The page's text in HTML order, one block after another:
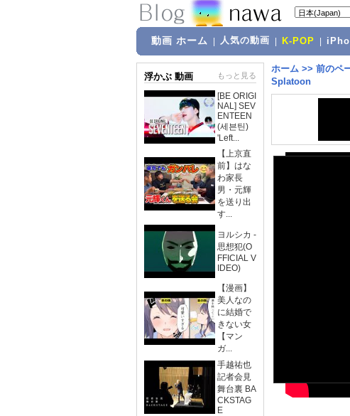
動画 ホーム 人気の動画 K-POP
浮かぶ 動画 もっと見る
[BE ORIGI
NAL] SEV
ENTEEN
(세븐틴)
'Left...
【上京直
前】はな
わ家長
男・元輝
を送り出
す...
ヨルシカ -
思想犯(O
FFICIAL V
IDEO)
【漫画】
美人なの
に結婚で
きない女
【マン
ガ...
手越祐也
記者会見
舞台裏 BA
CKSTAG
E
ホーム >> 前のペ
Splatoon